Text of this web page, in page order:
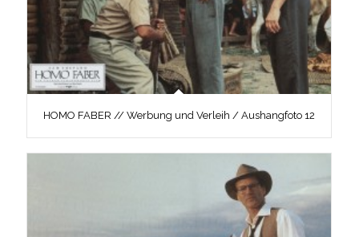
HOMO FABER // Werbung und Verleih / Aushangfoto 12